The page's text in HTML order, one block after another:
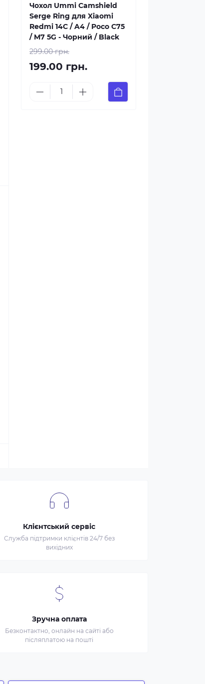
Чохол Ummi Camshield
Serge Ring для Xiaomi
Redmi 14C / A4 / Poco C75
/ M7 5G - Чорний / Black
299.00 грн.
199.00 грн.
Клієнтський сервіс
Служба підтримки клієнтів 24/7 без
вихідних
Зручна оплата
Безконтактно, онлайн на сайті або
післяплатою на пошті